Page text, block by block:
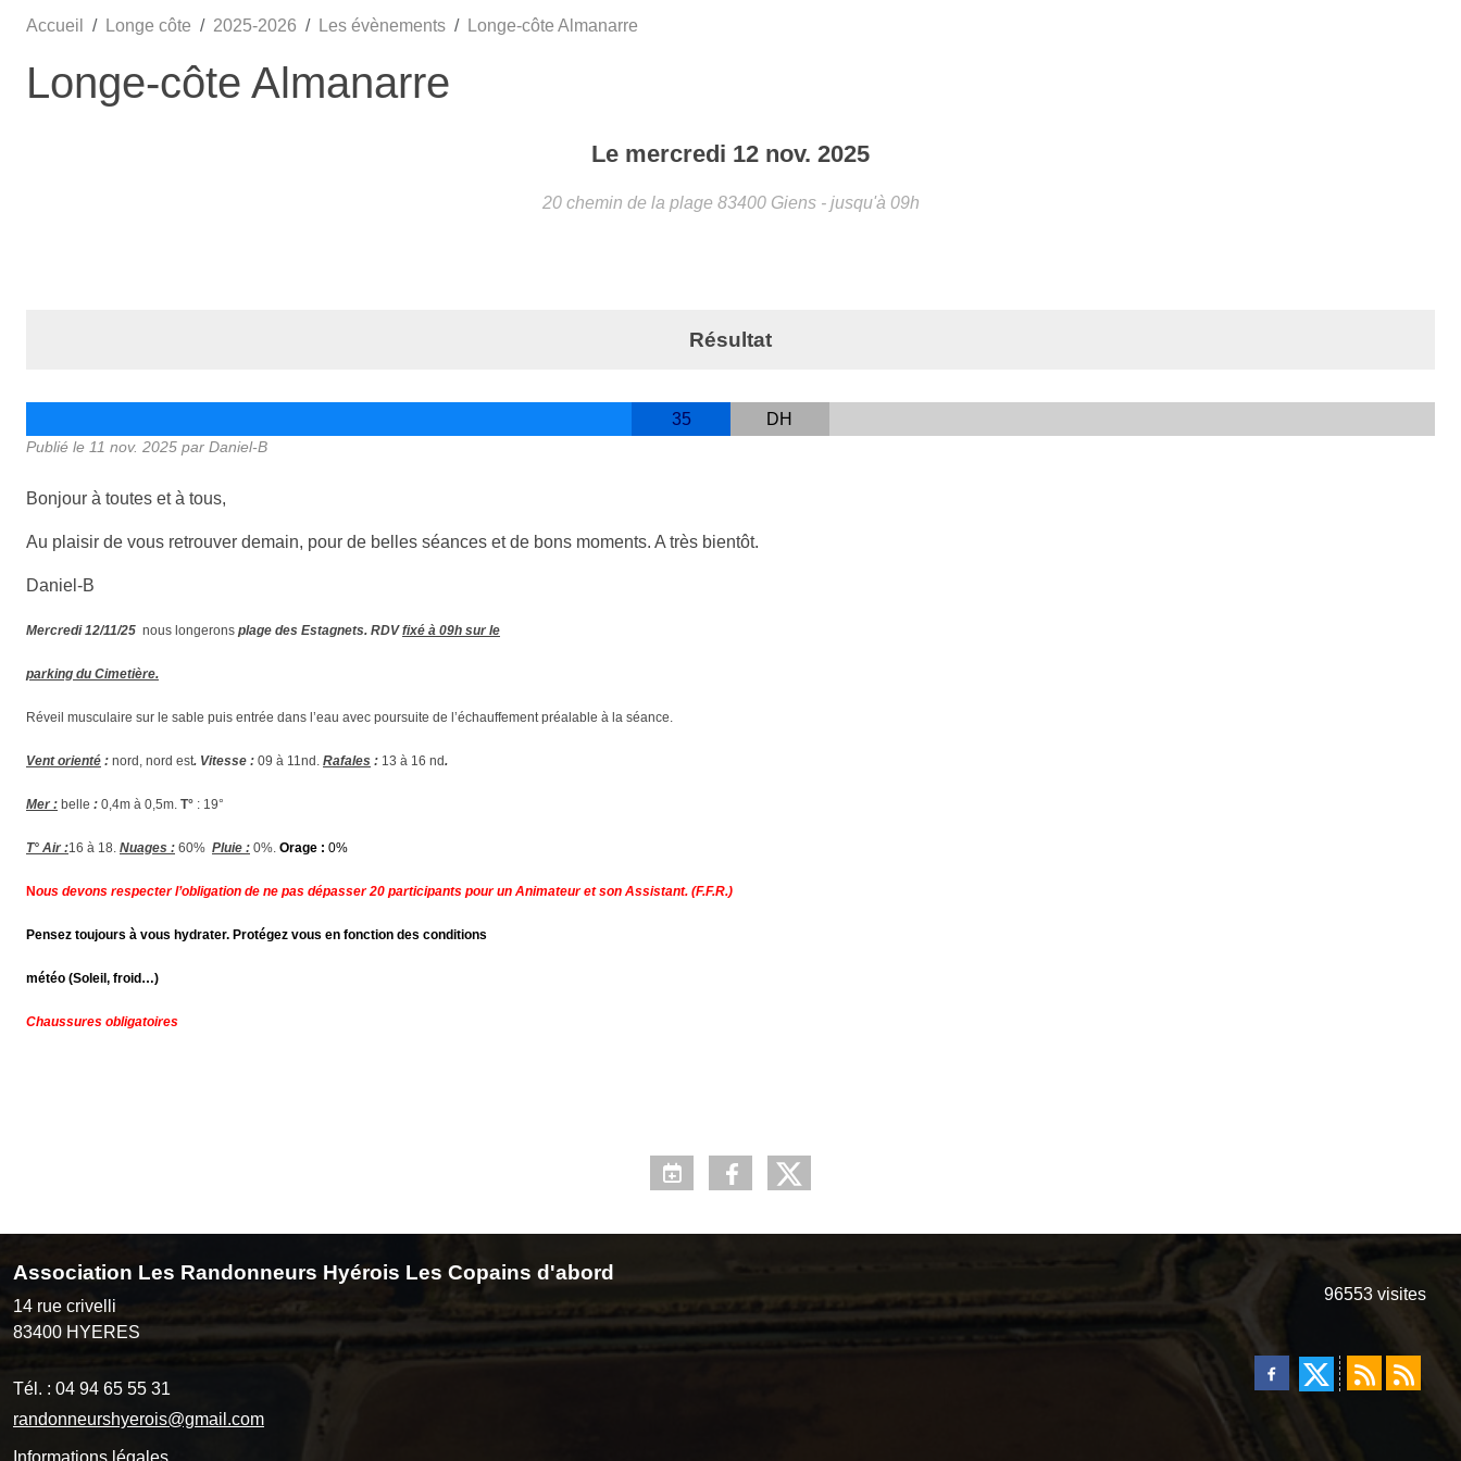
Accueil Longe côte 2025-2026 Les évènements Longe-côte Almanarre
Longe-côte Almanarre
Le mercredi 12 nov. 2025
20 chemin de la plage 83400 Giens - jusqu'à 09h
Résultat
35 DH
Publié le 11 nov. 2025 par Daniel-B
Bonjour à toutes et à tous,
Au plaisir de vous retrouver demain, pour de belles séances et de bons moments. A très bientôt.
Daniel-B
Mercredi 12/11/25 nous longerons plage des Estagnets. RDVfixé à 09h sur le
parking du Cimetière.
Réveil musculaire sur le sable puis entrée dans l’eau avec poursuite de l’échauffement préalable à la séance.
Vent orienté : nord, nord est. Vitesse : 09 à 11nd. Rafales : 13 à 16 nd.
Mer : belle : 0,4m à 0,5m. T° : 19°
T° Air :16 à 18. Nuages : 60% Pluie : 0%. Orage : 0%
Nous devons respecter l’obligation de ne pas dépasser 20 participants pour un Animateur et son Assistant. (F.F.R.)
Pensez toujours à vous hydrater. Protégez vous en fonction des conditions
météo (Soleil, froid…)
Chaussures obligatoires
Association Les Randonneurs Hyérois Les Copains d'abord
14 rue crivelli
83400 HYERES
Tél. : 04 94 65 55 31
randonneurshyerois@gmail.com
Informations légales
96553 visites